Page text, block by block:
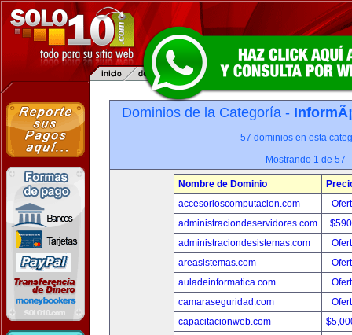
Dominios de la Categoría -
57 dominios en esta
Mostrando 1 de 57
Nombre de Dominio
accesorioscomputacion.com
administraciondeservidores.com
administraciondesistemas.com
areasistemas.com
auladeinformatica.com
camaraseguridad.com
capacitacionweb.com